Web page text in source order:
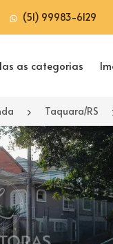
(51) 99983-6129
as categorias
Taquara/RS